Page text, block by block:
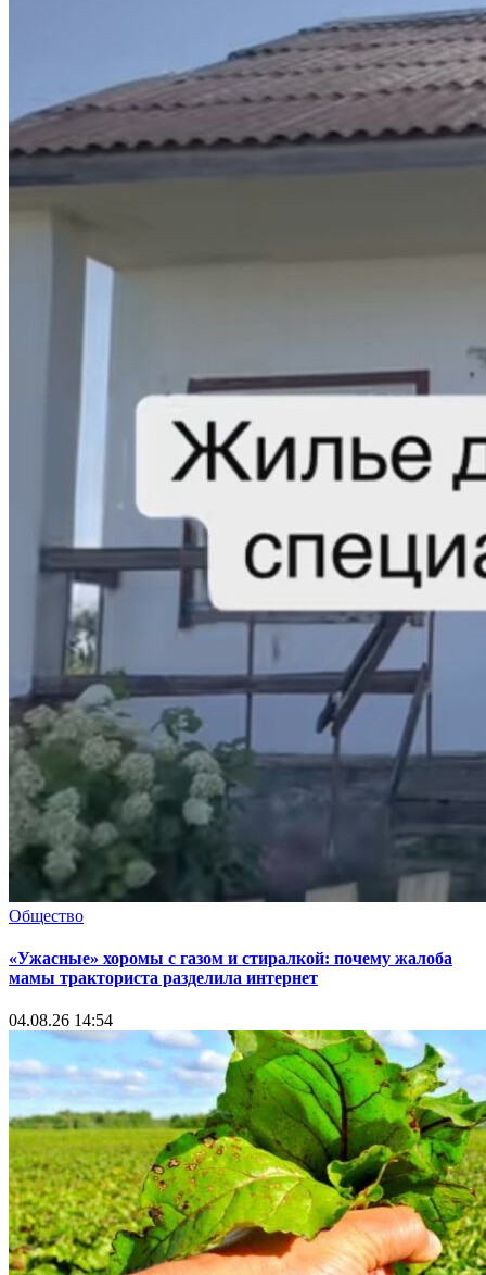
Общество
«Ужасные» хоромы с газом и стиралкой: почему жалоба
мамы тракториста разделила интернет
04.08.26 14:54